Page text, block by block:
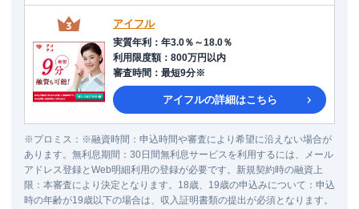
アイフル
実質年利 ： 年3.0％～18.0％
利用限度額 ： 800万円以内
審査時間 ： 最短9分※
アイフルの詳細はこちら
※プロミス ： ※融資時間：申込時間や審査により希望に沿えない場合が
あります。無利息期間：30日間無利息サービスを利用するには、メール
アドレス登録とWeb明細利用の登録が必要です。新規契約時の融資上
限：本審査により決定となります。18歳、19歳の申込みについて：申込
時の年齢が19歳以下の場合は、収入証明書類の提出が必須となります。